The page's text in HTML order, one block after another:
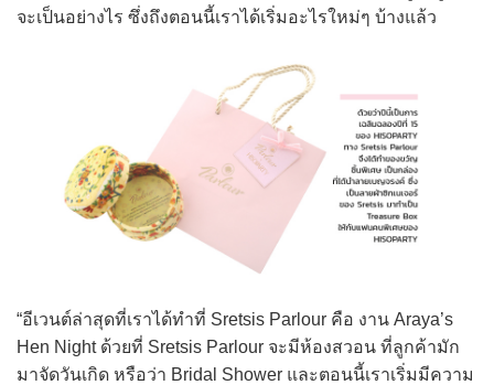
จะเป็นอย่างไร ซึ่งถึงตอนนี้เราได้เริ่มอะไรใหม่ๆ บ้างแล้ว
“อีเวนต์ล่าสุดที่เราได้ทำที่ Sretsis Parlour คือ งาน Araya’s
Hen Night ด้วยที่ Sretsis Parlour จะมีห้องสวอน ที่ลูกค้ามัก
มาจัดวันเกิด หรือว่า Bridal Shower และตอนนี้เราเริ่มมีความ